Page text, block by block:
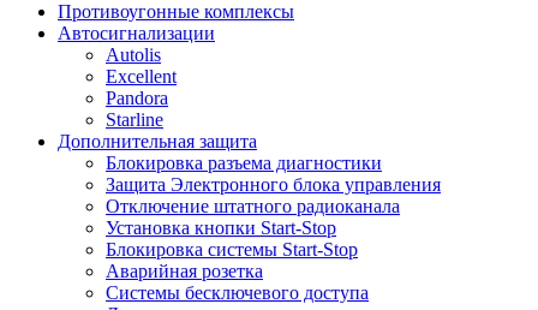
Противоугонные комплексы
Автосигнализации
Autolis
Excellent
Pandora
Starline
Дополнительная защита
Блокировка разъема диагностики
Защита Электронного блока управления
Отключение штатного радиоканала
Установка кнопки Start-Stop
Блокировка системы Start-Stop
Аварийная розетка
Системы бесключевого доступа